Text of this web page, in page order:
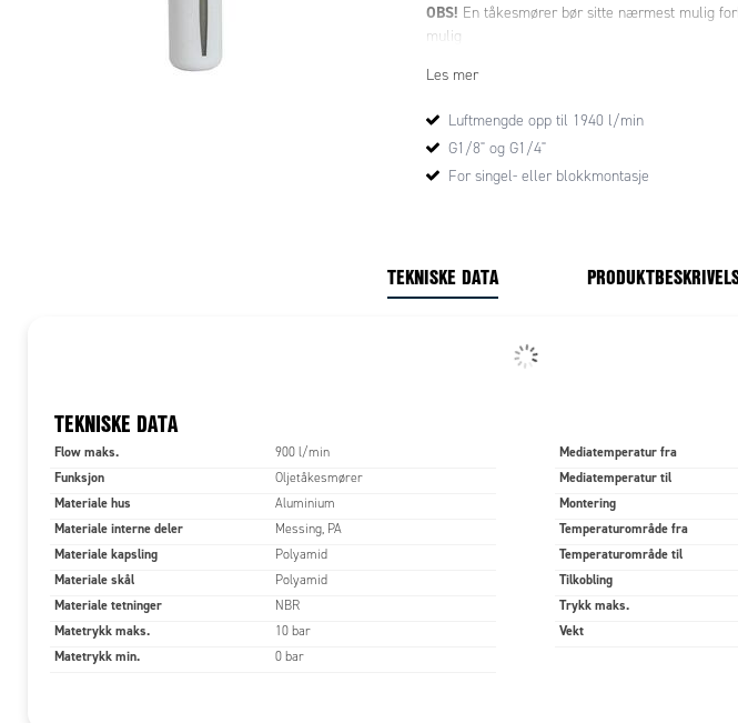
OBS! En tåkesmører bør sitte nærmest mulig
mulig
Les mer
Luftmengde opp til 1940 l/min
G1/8" og G1/4"
For singel- eller blokkmontasje
TEKNISKE DATA
TEKNISKE DATA
Flow maks. 900 l/min
Funksjon Oljetåkesmører
Materiale hus Aluminium
Materiale interne deler Messing, PA
Materiale kapsling Polyamid
Materiale skål Polyamid
Materiale tetninger NBR
Matetrykk maks. 10 bar
Matetrykk min. 0 bar
Mediatemperatur fra
Mediatemperatur til
Montering
Temperaturområde fra
Temperaturområde til
Tilkobling
Trykk maks.
Vekt